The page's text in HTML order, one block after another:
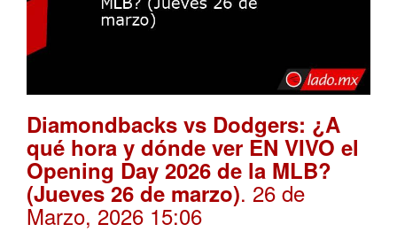
Diamondbacks vs Dodgers: ¿A
qué hora y dónde ver EN VIVO el
Opening Day 2026 de la MLB?
(Jueves 26 de marzo). 26 de
Marzo, 2026 15:06